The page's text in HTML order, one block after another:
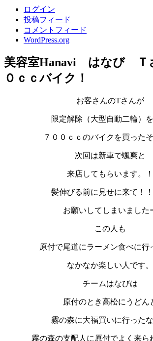
ログイン
投稿フィード
コメントフィード
WordPress.org
美容室Hanavi はなび Ｔ
０ｃｃバイク！
お客さんのTさんが
限定解除（大型自動二輪）
７００ｃｃのバイクを買ったそ
次回は新車で颯爽と
来店してもらいます。！
髪伸びる前に見せに来て！
お願いしてしまいました
この人も
原付で尾道にラーメン食べに行
なかなか楽しい人です。
チームはなびは
原付のとき高松にうどん
霧の森に大福買いに行った
霧の森の支配人に原付でよく来ら